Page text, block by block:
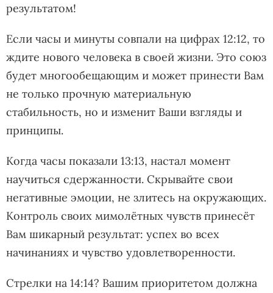
результатом!
Если часы и минуты совпали на цифрах 12:12, то
ждите нового человека в своей жизни. Это союз
будет многообещающим и может принести Вам
не только прочную материальную
стабильность, но и изменит Ваши взгляды и
принципы.
Когда часы показали 13:13, настал момент
научиться сдержанности. Скрывайте свои
негативные эмоции, не злитесь на окружающих.
Контроль своих мимолётных чувств принесёт
Вам шикарный результат: успех во всех
начинаниях и чувство удовлетворенности.
Стрелки на 14:14? Вашим приоритетом должна